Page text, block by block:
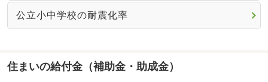
公立小中学校の耐震化率
住まいの給付金（補助金・助成金）